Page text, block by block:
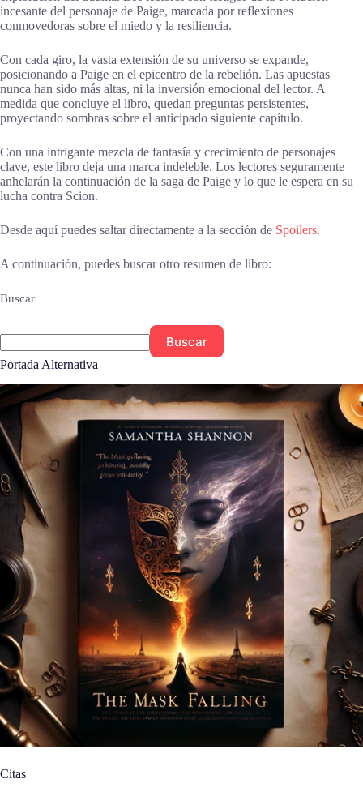
incesante del personaje de Paige, marcada por reflexiones
conmovedoras sobre el miedo y la resiliencia.
Con cada giro, la vasta extensión de su universo se expande,
posicionando a Paige en el epicentro de la rebelión. Las apuestas
nunca han sido más altas, ni la inversión emocional del lector. A
medida que concluye el libro, quedan preguntas persistentes,
proyectando sombras sobre el anticipado siguiente capítulo.
Con una intrigante mezcla de fantasía y crecimiento de personajes
clave, este libro deja una marca indeleble. Los lectores seguramente
anhelarán la continuación de la saga de Paige y lo que le espera en su
lucha contra Scion.
Desde aquí puedes saltar directamente a la sección de Spoilers.
A continuación, puedes buscar otro resumen de libro:
Buscar
Buscar
Portada Alternativa
Citas